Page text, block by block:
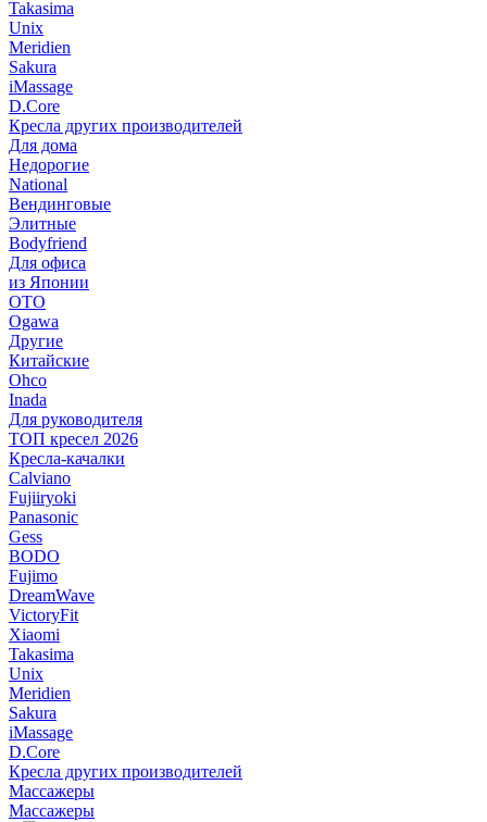
Takasima
Unix
Meridien
Sakura
iMassage
D.Core
Кресла других производителей
Для дома
Недорогие
National
Вендинговые
Элитные
Bodyfriend
Для офиса
из Японии
OTO
Ogawa
Другие
Китайские
Ohco
Inada
Для руководителя
ТОП кресел 2026
Кресла-качалки
Calviano
Fujiiryoki
Panasonic
Gess
BODO
Fujimo
DreamWave
VictoryFit
Xiaomi
Takasima
Unix
Meridien
Sakura
iMassage
D.Core
Кресла других производителей
Массажеры
Массажеры